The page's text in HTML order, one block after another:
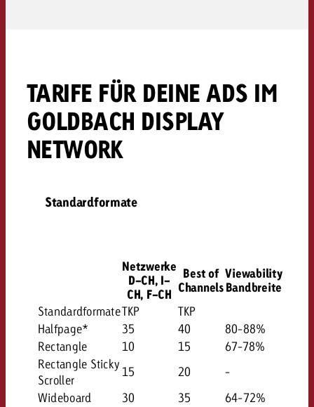
TARIFE FÜR DEINE ADS IM
GOLDBACH DISPLAY
NETWORK
Standardformate
Netzwerke
D-CH, I-
CH, F-CH
Best of
Channels
Viewability
Bandbreite
StandardformateTKP
TKP
Halfpage*
35 40
80-88%
Rectangle
10 15
67-78%
Rectangle Sticky
Scroller
15 20
-
Wideboard
30 35
64-72%